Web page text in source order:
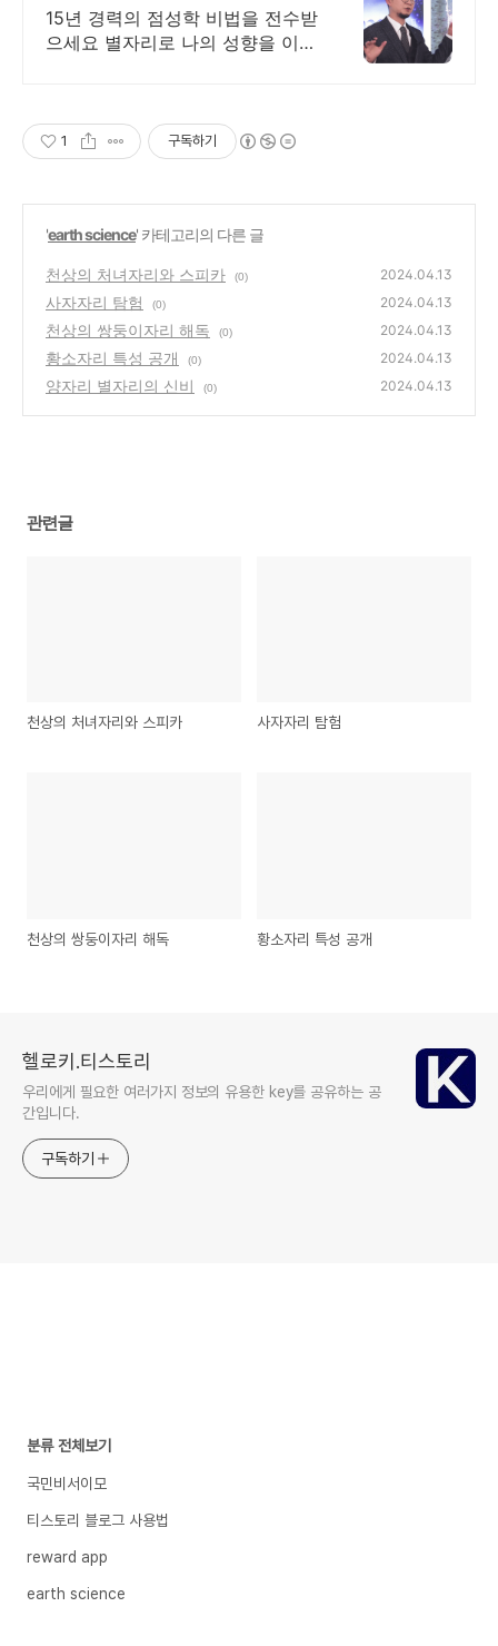
별자리 입문 강의
15년 경력의 점성학 비법을 전수받
으세요 별자리로 나의 성향을 이해
1 구독하기
'earth science' 카테고리의 다른 글
천상의 처녀자리와 스피카 (0) 2024.04.13
사자자리 탐험 (0) 2024.04.13
천상의 쌍둥이자리 해독 (0) 2024.04.13
황소자리 특성 공개 (0) 2024.04.13
양자리 별자리의 신비 (0) 2024.04.13
관련글
천상의 처녀자리와 스피카 사자자리 탐험
천상의 쌍둥이자리 해독 황소자리 특성 공개
헬로키.티스토리
우리에게 필요한 여러가지 정보의 유용한 key를 공유하는 공
간입니다.
구독하기
분류 전체보기
국민비서이모
티스토리 블로그 사용법
reward app
earth science